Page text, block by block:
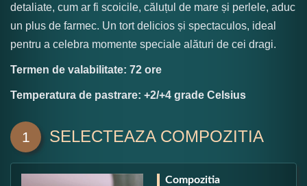
detaliate, cum ar fi scoicile, căluțul de mare și perlele, aduc
un plus de farmec. Un tort delicios și spectaculos, ideal
pentru a celebra momente speciale alături de cei dragi.
Termen de valabilitate: 72 ore
Temperatura de pastrare: +2/+4 grade Celsius
1 SELECTEAZA COMPOZITIA
Compozitia